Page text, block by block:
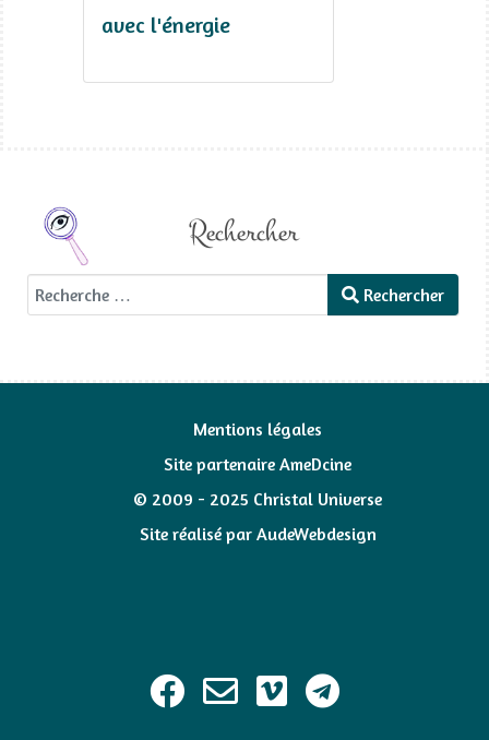
avec l'énergie
Rechercher
Rechercher Rechercher
Mentions légales
Site partenaire AmeDcine
© 2009 - 2025 Christal Universe
Site réalisé par AudeWebdesign